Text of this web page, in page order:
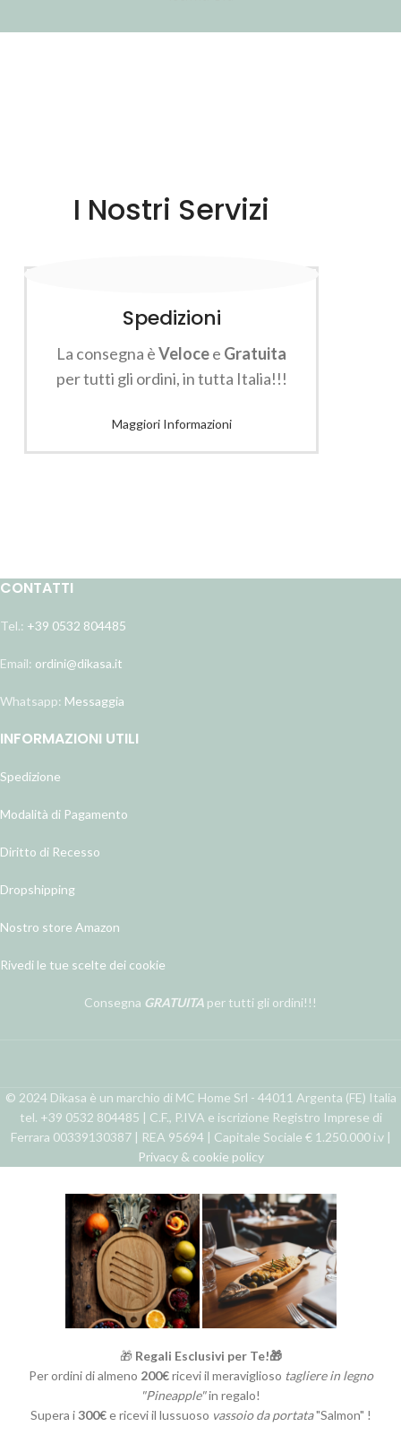
I Nostri Servizi
Spedizioni
La consegna èVelocee Gratuita
per tutti gli ordini, in tutta Italia!!!
Maggiori Informazioni
CONTATTI
Tel.: +39 0532 804485
Email: ordini@dikasa.it
Whatsapp: Messaggia
INFORMAZIONI UTILI
Spedizione
Modalità di Pagamento
Diritto di Recesso
Dropshipping
Nostro store Amazon
Rivedi le tue scelte dei cookie
Consegna GRATUITA per tutti gli ordini!!!
© 2024 Dikasa è un marchio di MC Home Srl - 44011 Argenta (FE) Italia
tel. +39 0532 804485 | C.F., P.IVA e iscrizione Registro Imprese di
Ferrara 00339130387 | REA 95694 | Capitale Sociale € 1.250.000 i.v |
Privacy & cookie policy
🎁 Regali Esclusivi per Te!🎁
Per ordini di almeno 200€ricevi il meraviglioso tagliere in legno
"Pineapple"in regalo!
Supera i300€e ricevi il lussuoso vassoio da portata"Salmon" !